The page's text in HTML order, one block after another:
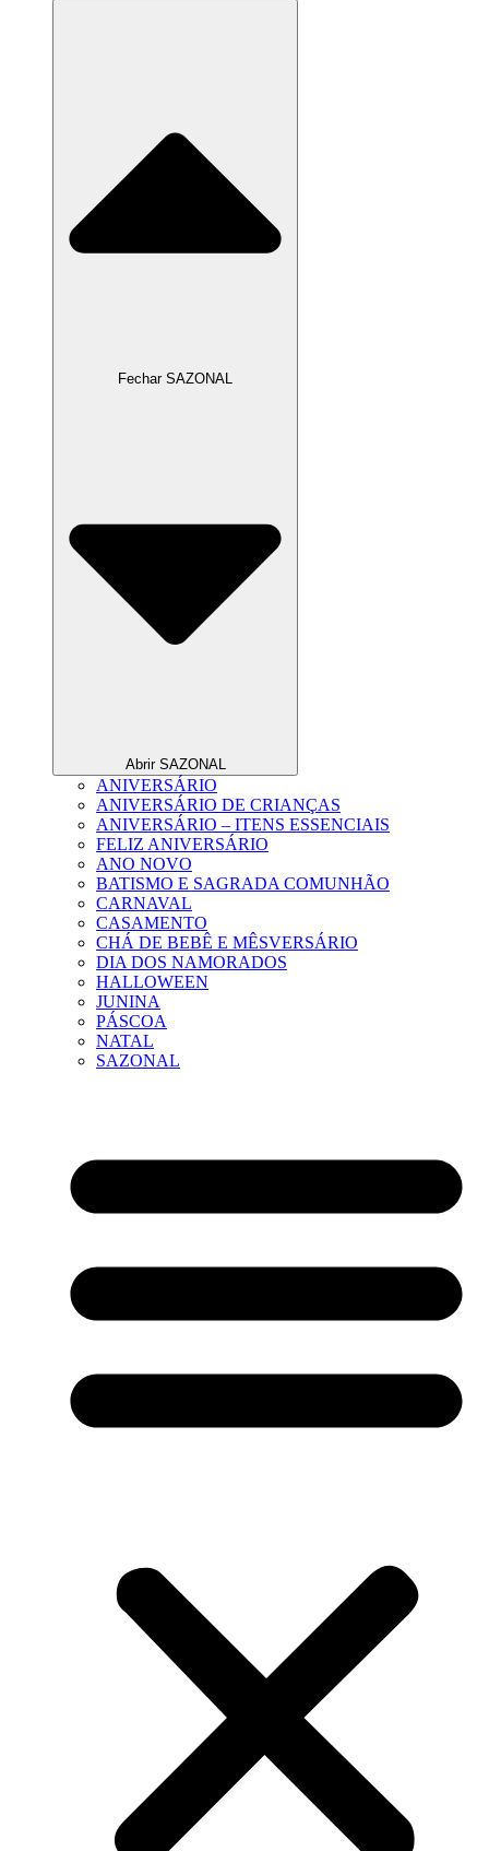
Fechar SAZONAL
Abrir SAZONAL
ANIVERSÁRIO
ANIVERSÁRIO DE CRIANÇAS
ANIVERSÁRIO – ITENS ESSENCIAIS
FELIZ ANIVERSÁRIO
ANO NOVO
BATISMO E SAGRADA COMUNHÃO
CARNAVAL
CASAMENTO
CHÁ DE BEBÊ E MÊSVERSÁRIO
DIA DOS NAMORADOS
HALLOWEEN
JUNINA
PÁSCOA
NATAL
SAZONAL